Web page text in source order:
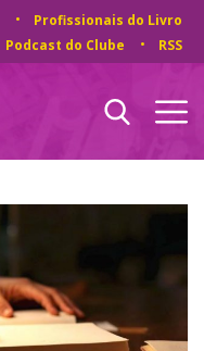
Profissionais do Livro
Podcast do Clube RSS